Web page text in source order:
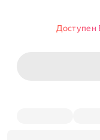
Доступен